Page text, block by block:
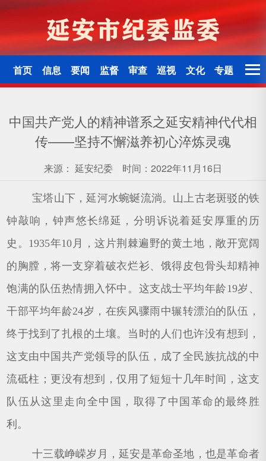
首页 信息 要闻 监督 审查 巡视 文化 专题
中国共产党人的精神谱系之延安精神代代相
传——坚持不懈滋养初心淬炼灵魂
来源： 延安纪委 时间：2022年11月16日
宝塔山下，延河水蜿蜒流淌。山上古老斑驳的铁
钟敲响，钟声悠长绵延，分明诉说着延安厚重的历
史。1935年10月，这片荆棘遍野的黄土地，敞开宽阔
的胸膛，将一支穿着破衣烂衫、饿得皮包骨头却精神
饱满的队伍热情拥入怀中。这支战士平均年龄19岁、
干部平均年龄24岁，在疾风骤雨中辗转漂泊的队伍，
终于找到了扎根的土壤。当时的人们也许没有想到，
这支由中国共产党领导的队伍，成了全民族抗战的中
流砥柱；更没有想到，仅用了短短十几年时间，这支
队伍从这里走向全中国，取得了中国革命的最终胜
利。
十三载峥嵘岁月，延安是革命圣地，也是革命者